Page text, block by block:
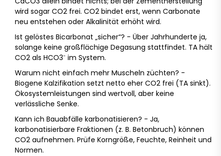
wird sogar CO2 frei. CO2 bindet erst, wenn Carbonate
neu entstehen oder Alkalinität erhöht wird.
Ist gelöstes Bicarbonat „sicher“? - Über Jahrhunderte ja,
solange keine großflächige Degasung stattfindet. TA hält
CO2 als HCO3⁻ im System.
Warum nicht einfach mehr Muscheln züchten? -
Biogene Kalzifikation setzt netto eher CO2 frei (TA sinkt).
Ökosystemleistungen sind wertvoll, aber keine
verlässliche Senke.
Kann ich Bauabfälle karbonatisieren? - Ja,
karbonatisierbare Fraktionen (z. B. Betonbruch) können
CO2 aufnehmen. Prüfe Korngröße, Feuchte, Reinheit und
Normen.